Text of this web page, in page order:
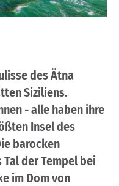
des Ätna
Siziliens.
- alle haben ihre
Insel des
barocken
der Tempel bei
im Dom von